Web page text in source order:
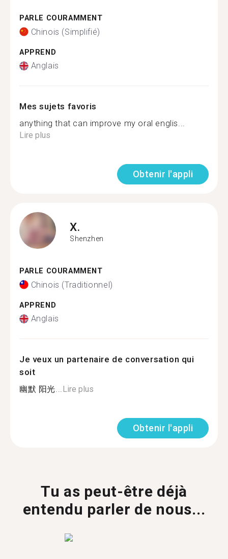
PARLE COURAMMENT
Chinois (Simplifié)
APPREND
Anglais
Mes sujets favoris
anything that can improve my oral englis...
Lire plus
Obtenir l'appli
X.
Shenzhen
PARLE COURAMMENT
Chinois (Traditionnel)
APPREND
Anglais
Je veux un partenaire de conversation qui
soit
幽默 阳光...Lire plus
Obtenir l'appli
Tu as peut-être déjà
entendu parler de nous...